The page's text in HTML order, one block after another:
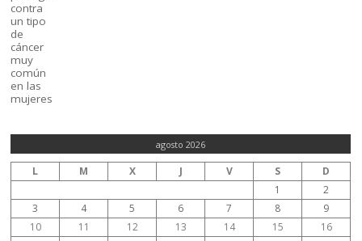
agosto 2026
L M X J V S
D
1
2
3
4 5 6 7 8
9
10
11 12 13 14 15
16